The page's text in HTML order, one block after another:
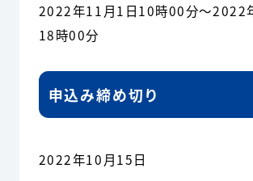
2022年11月1日10時00分～2022
18時00分
申込み締め切り
2022年10月15日